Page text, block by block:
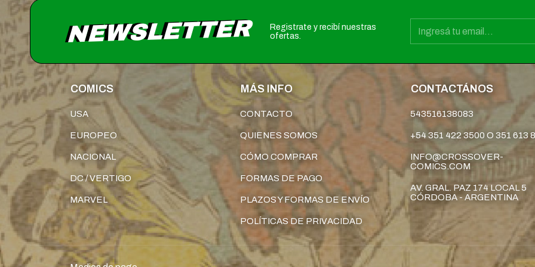
NEWSLETTER
Registrate y recibí nuestras
ofertas.
COMICS
USA
EUROPEO
NACIONAL
DC / VERTIGO
MARVEL
MÁS INFO
CONTACTO
QUIENES SOMOS
CÓMO COMPRAR
FORMAS DE PAGO
PLAZOS Y FORMAS DE ENVÍO
POLÍTICAS DE PRIVACIDAD
CONTACTÁNOS
543516138083
+54 351 422 3500 O 351 613
INFO@CROSSOVER-
COMICS.COM
AV. GRAL. PAZ 174 LOCAL 5
CÓRDOBA - ARGENTINA